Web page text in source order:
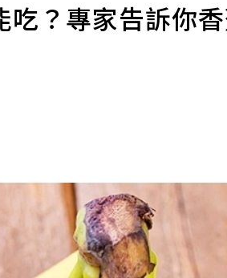
吃？專家告訴你